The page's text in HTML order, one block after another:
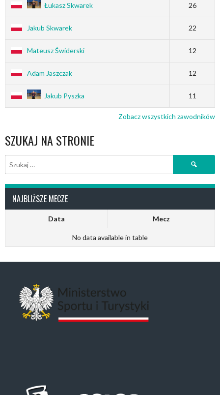
Łukasz Skwarek 26
Jakub Skwarek 22
Mateusz Świderski 12
Adam Jaszczak 12
Jakub Pyszka 11
Zobacz wszystkich zawodników
SZUKAJ NA STRONIE
Szukaj:
NAJBLIŻSZE MECZE
Data Mecz
No data available in table